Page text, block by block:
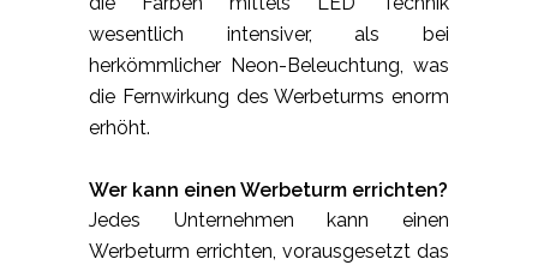
wesentlich intensiver, als bei
herkömmlicher Neon-Beleuchtung, was
die Fernwirkung des Werbeturms enorm
erhöht.
Wer kann einen Werbeturm errichten?
Jedes Unternehmen kann einen
Werbeturm errichten, vorausgesetzt das